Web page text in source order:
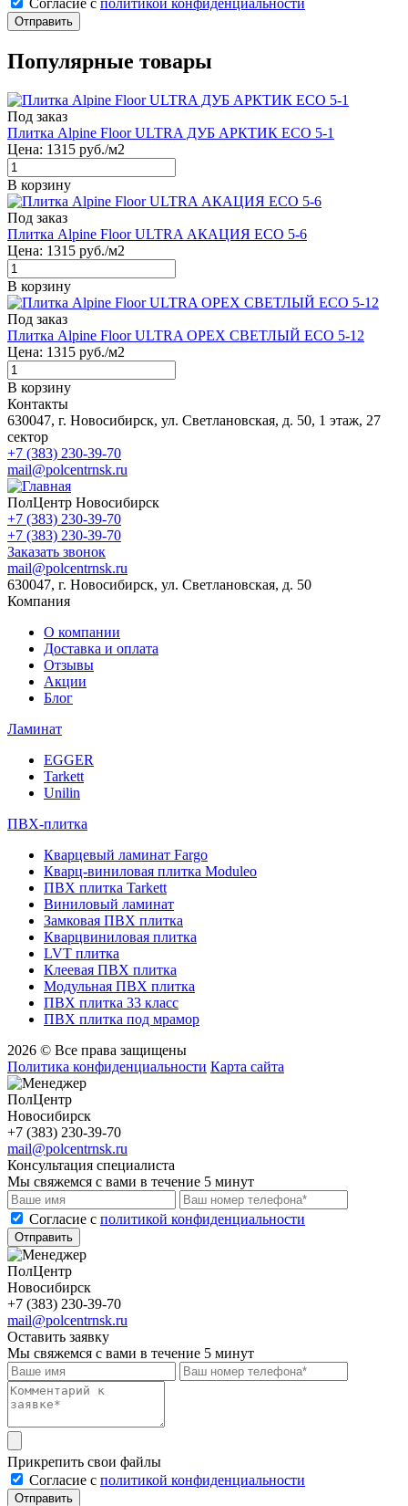
Отправить
Популярные товары
Под заказ
Плитка Alpine Floor ULTRA ДУБ АРКТИК ЕСО 5-1
Цена: 1315 руб./м2
В корзину
Под заказ
Плитка Alpine Floor ULTRA АКАЦИЯ ЕСО 5-6
Цена: 1315 руб./м2
В корзину
Под заказ
Плитка Alpine Floor ULTRA ОРЕХ СВЕТЛЫЙ ECO 5-12
Цена: 1315 руб./м2
В корзину
Контакты
630047, г. Новосибирск, ул. Светлановская, д. 50, 1 этаж, 27
сектор
+7 (383) 230-39-70
mail@polcentrnsk.ru
ПолЦентр Новосибирск
+7 (383) 230-39-70
+7 (383) 230-39-70
Заказать звонок
mail@polcentrnsk.ru
630047, г. Новосибирск, ул. Светлановская, д. 50
Компания
О компании
Доставка и оплата
Отзывы
Акции
Блог
Ламинат
EGGER
Tarkett
Unilin
ПВХ-плитка
Кварцевый ламинат Fargo
Кварц-виниловая плитка Moduleo
ПВХ плитка Tarkett
Виниловый ламинат
Замковая ПВХ плитка
Кварцвиниловая плитка
LVT плитка
Клеевая ПВХ плитка
Модульная ПВХ плитка
ПВХ плитка 33 класс
ПВХ плитка под мрамор
2026 © Все права защищены
Политика конфиденциальности Карта сайта
ПолЦентр
Новосибирск
+7 (383) 230-39-70
mail@polcentrnsk.ru
Консультация специалиста
Мы свяжемся с вами в течение 5 минут
Cогласие с политикой конфиденциальности
Отправить
ПолЦентр
Новосибирск
+7 (383) 230-39-70
mail@polcentrnsk.ru
Оставить заявку
Мы свяжемся с вами в течение 5 минут
Прикрепить свои файлы
Cогласие с политикой конфиденциальности
Отправить